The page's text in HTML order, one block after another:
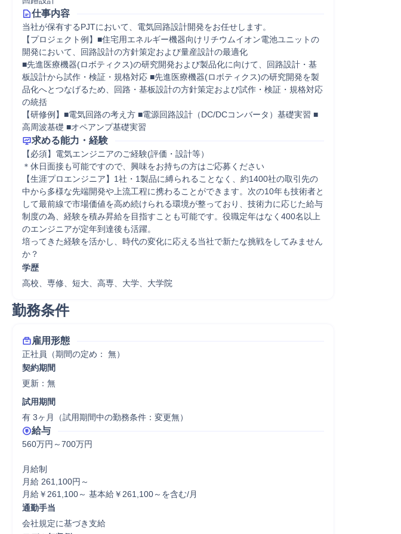
仕事内容
当社が保有するPJTにおいて、電気回路設計開発をお任せします。
【プロジェクト例】■住宅用エネルギー機器向けリチウムイオン電池ユニットの
開発において、回路設計の方針策定および量産設計の最適化
■先進医療機器(ロボティクス)の研究開発および製品化に向けて、回路設計・基
板設計から試作・検証・規格対応 ■先進医療機器(ロボティクス)の研究開発を製
品化へとつなげるため、回路・基板設計の方針策定および試作・検証・規格対応
の統括
【研修例】■電気回路の考え方 ■電源回路設計（DC/DCコンバータ）基礎実習 ■
高周波基礎 ■オペアンプ基礎実習
求める能力・経験
【必須】電気エンジニアのご経験(評価・設計等）
＊休日面接も可能ですので、興味をお持ちの方はご応募ください
【生涯プロエンジニア】1社・1製品に縛られることなく、約1400社の取引先の
中から多様な先端開発や上流工程に携わることができます。次の10年も技術者と
して最前線で市場価値を高め続けられる環境が整っており、技術力に応じた給与
制度の為、経験を積み昇給を目指すことも可能です。役職定年はなく400名以上
のエンジニアが定年到達後も活躍。
培ってきた経験を活かし、時代の変化に応える当社で新たな挑戦をしてみません
か？
学歴
高校、専修、短大、高専、大学、大学院
勤務条件
雇用形態
正社員（期間の定め： 無）
契約期間
更新：無
試用期間
有 3ヶ月（試用期間中の勤務条件：変更無）
給与
560万円～700万円
月給制
月給 261,100円～
月給￥261,100～ 基本給￥261,100～を含む/月
通勤手当
会社規定に基づき支給